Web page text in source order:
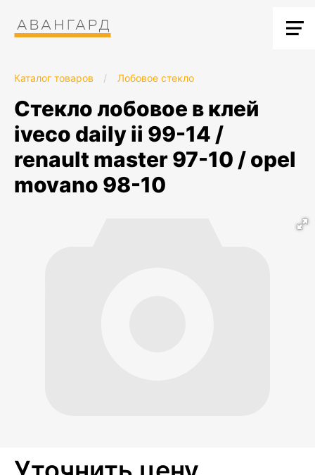
Каталог товаров / Лобовое стекло
стекло лобовое в клей
iveco daily ii 99-14 /
renault master 97-10 / opel
movano 98-10